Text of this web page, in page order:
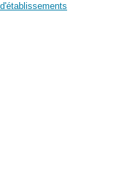
d'établissements